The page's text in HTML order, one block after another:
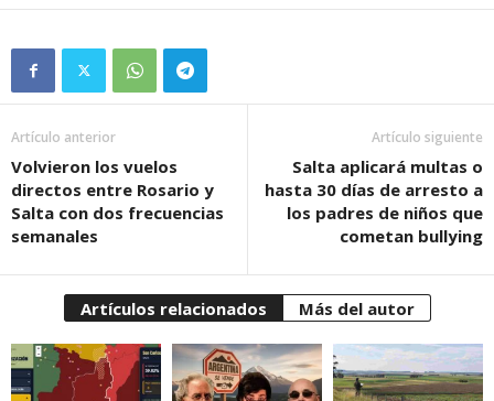
Artículo anterior
Volvieron los vuelos
directos entre Rosario y
Salta con dos frecuencias
semanales
Artículo siguiente
Salta aplicará multas o
hasta 30 días de arresto a
los padres de niños que
cometan bullying
Artículos relacionados Más del autor